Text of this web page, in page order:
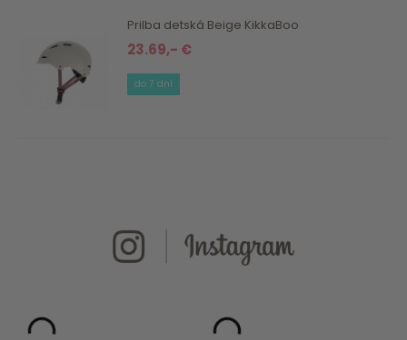
Prilba detská Beige KikkaBoo
23.69,- €
do 7 dní